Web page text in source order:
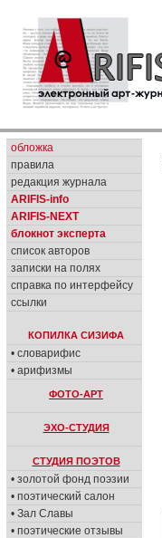
обложка
правила
редакция журнала
ARIFIS-info
ARIFIS-NEXT
блокнот эксперта
список авторов
записки на полях
справка по интерфейсу
ссылки
КОПИЛКА СИЗИФА
• словарифис
• арифизмы
ФОТО-АРТ
ЭХО-СТУДИЯ
СТУДИЯ ПОЭТОВ
• золотой фонд поэзии
• поэтический салон
• Зал Славы
• поэтические отзывы